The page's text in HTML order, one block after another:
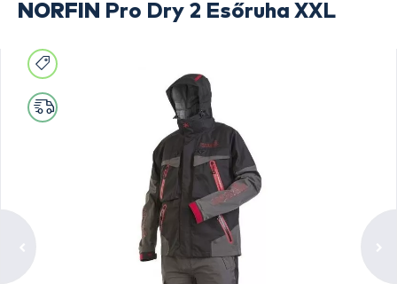
NORFIN Pro Dry 2 Esőruha XXL